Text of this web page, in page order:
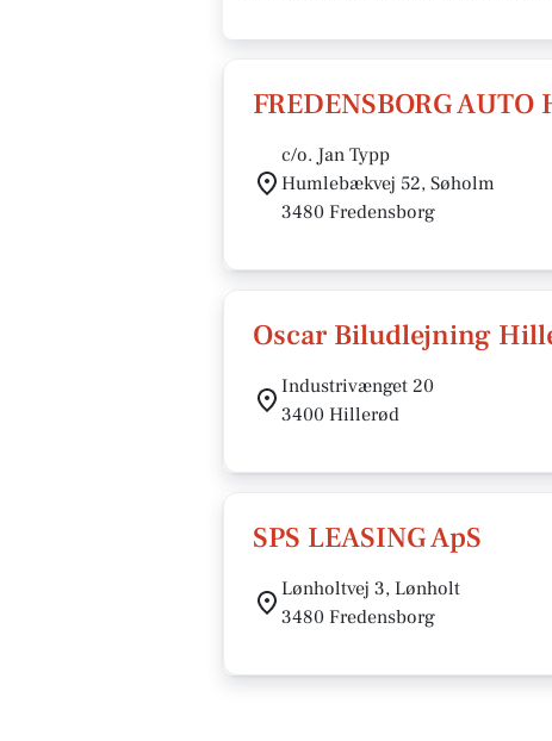
FREDENSBORG AUTO
c/o. Jan Typp
Humlebækvej 52, Søholm
3480 Fredensborg
Oscar Biludlejning
Industrivænget 20
3400 Hillerød
SPS LEASING ApS
Lønholtvej 3, Lønholt
3480 Fredensborg